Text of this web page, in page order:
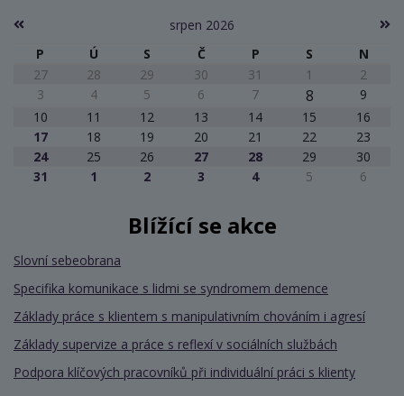
srpen 2026
P
Ú S Č P S
N
27
28 29 30 31 1
2
3
4 5 6 7 8
9
10
11 12 13 14 15
16
17
18 19 20 21 22
23
24
25 26 27 28 29
30
31
1 2 3 4 5 6
Blížící se akce
Slovní sebeobrana
Specifika komunikace s lidmi se syndromem demence
Základy práce s klientem s manipulativním chováním i agresí
Základy supervize a práce s reflexí v sociálních službách
Podpora klíčových pracovníků při individuální práci s klienty